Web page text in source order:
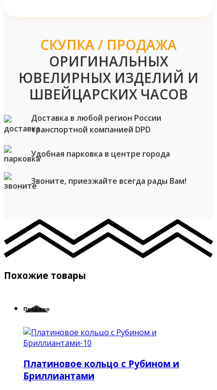
СКУПКА / ПРОДАЖА
ОРИГИНАЛЬНЫХ
ЮВЕЛИРНЫХ ИЗДЕЛИЙ И
ШВЕЙЦАРСКИХ ЧАСОВ
Доставка в любой регион России
транспортной компанией DPD
Удобная парковка в центре города
Звоните, приезжайте всегда рады Вам!
Похожие товары
Продано
Платиновое кольцо с Рубином и
Бриллиантами